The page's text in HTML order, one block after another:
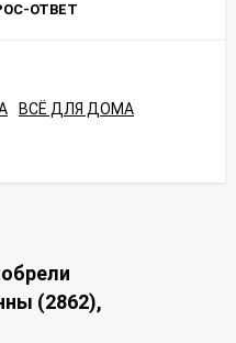
ОТВЕТ
ВСЁ ДЛЯ ДОМА
(2862),